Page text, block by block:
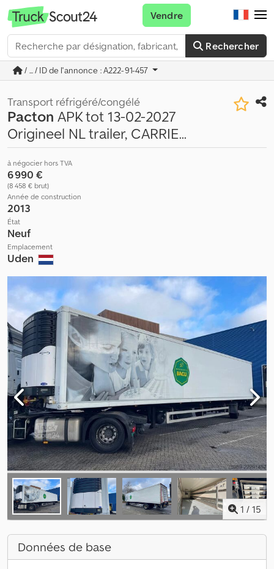
Rechercher
Vendre
/ ... / ID de l'annonce : A222-91-457
Transport réfrigéré/congélé
Pacton APK tot 13-02-2027
Origineel NL trailer, CARRIE...
à négocier hors TVA
6 990 €
(8 458 € brut)
Année de construction
2013
État
Neuf
Emplacement
Uden
1 / 15
Données de base